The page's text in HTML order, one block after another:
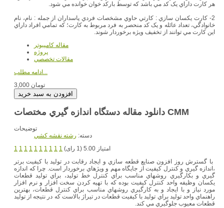
هر کارت داراي يک کد مي باشد که توسط بارکد خوان خوانده مي شود.
2- کارت يکسان سازي : کارتي حاوي مشخصات فردي پاسداران از جمله : نام، نام
خانوادگي، تعداد عائله و يک کد منحصر به فرد مربوط به کارت؛ که تمامي افراد داراي
اين کارت مي توانند از تخفيف ويژه برخوردار شوند.
مقاله کامپیوتر
پروژه
مقالات تخصصي
ادامه مطلب...
3,000 تومان
دانلود مقاله دستگاه اندازه گيري مختصات CMM
توضیحات
دسته: رشته نقشه کشي
1 1 1 1 1 1 1 1 1 1
امتیاز 5.00 (1 رای)
با گسترش روز افزون صنايع قطعه سازي و ايجاد رقابت در توليد با کيفيت برتر
،اندازه گيري و کنترل کيفيت از جايگاه مهم و ويژهاي برخوردار است. چرا که اندازه
گيري و بکارگيري روشهاي مناسب براي کنترل خط توليد، براي توليد قطعات
يکسان وظيفه واحد کنترل کيفيت بوده که با تهيه کردن سخت افزار و نرم افزار
مورد نياز و با ايجاد و به کارگيري روشهاي مناسب براي کنترل قطعات، بهترين
راهنماي واحد توليد براي توليد با کيفيت قطعات در تيراژ بالاست که در نتيجه از توليد
قطعات معيوب جلوگيري مي کند.